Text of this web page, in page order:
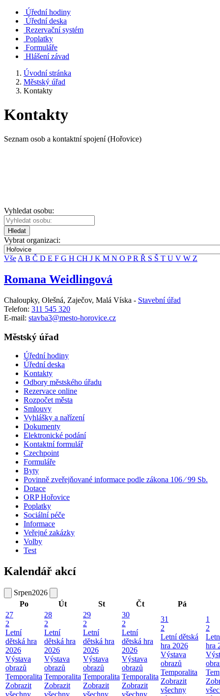
Úřední hodiny
Úřední deska
Rezervační systém
Poplatky
Formuláře
Hlášení závad
Úvodní stránka
Městský úřad
Kontakty
Kontakty
Seznam osob a kontaktní spojení (Hořovice)
Vyhledat osobu:
Hledat
Vybrat organizaci:
Vše A B Č D E F G H CH J K M N O PR Ř S Š T U V W Z
Romana Weidlingová
Chaloupky, Olešná, Zaječov, Malá Víska - Stavební úřad
Telefon: 311 545 320
E-mail: stavba3@mesto-horovice.cz
Městský úřad
Úřední hodiny
Úřední deska
Kontakty
Odbory městského úřadu
Rezervace online
Rozpočet města
Smlouvy
Vyhlášky a nařízení
Dokumenty
Elektronické podání
Kontaktní formulář
Czechpoint
Formuláře
Byty
Povinně zveřejňované informace podle zákona 106 ⁄ 99 Sb.
Dotace
ORP Hořovice
Poplatky
Sociální péče
Informace
Veřejné zakázky
Volby
Test
Kalendář akcí
Srpen2026
Po
Út St Čt
Pá
27
2
Letní
dětská hra
2026
Výstava
obrazů
Temporalita
Zobrazit
28
2
Letní
dětská hra
2026
Výstava
obrazů
Temporalita
Zobrazit
29
2
Letní
dětská hra
2026
Výstava
obrazů
Temporalita
Zobrazit
30
2
Letní
dětská hra
2026
Výstava
obrazů
Temporalita
Zobrazit
31
2
Letní dětská
hra 2026
Výstava
obrazů
Temporalita
Zobrazit
všechny
1
2
hra